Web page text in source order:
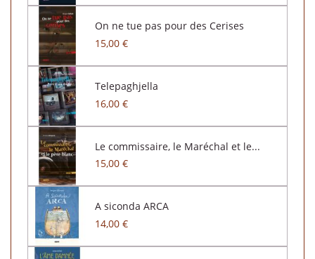
On ne tue pas pour des Cerises
15,00 €
Telepaghjella
16,00 €
Le commissaire, le Maréchal et le...
15,00 €
A siconda ARCA
14,00 €